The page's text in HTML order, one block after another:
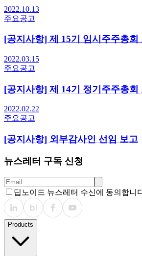
2022.10.13
주요공고
[공지사항] 제 15기 임시주주총회
2022.03.15
주요공고
[공지사항] 제 14기 정기주주총회
2022.02.22
주요공고
[공지사항] 외부감사인 선임 보고
뉴스레터 구독 신청
딥노이드 뉴스레터 수신에 동의합니
Products